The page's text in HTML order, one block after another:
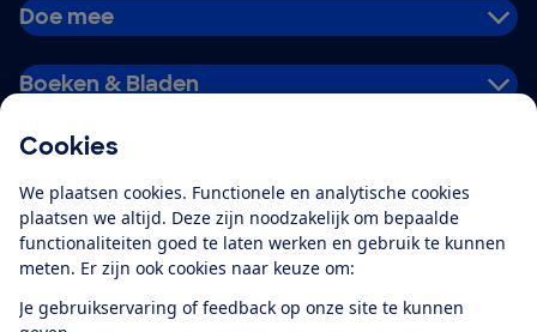
Cookies
We plaatsen cookies. Functionele en analytische cookies
plaatsen we altijd. Deze zijn noodzakelijk om bepaalde
functionaliteiten goed te laten werken en gebruik te kunnen
meten. Er zijn ook cookies naar keuze om:
Je gebruikservaring of feedback op onze site te kunnen
Doe mee
Boeken & Bladen
Alles over de
app